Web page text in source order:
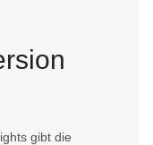
gibt die